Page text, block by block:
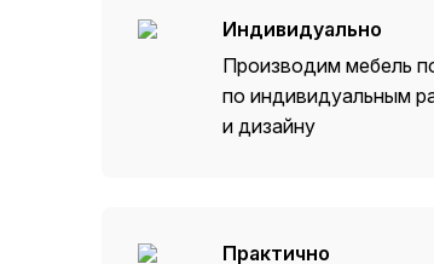
Индивидуально
Производим мебель
по индивидуальным
и дизайну
Практично